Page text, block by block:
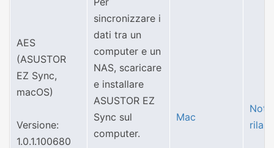
AES
(ASUSTOR
EZ Sync,
macOS)
Versione:
1.0.1.100680
sincronizzare i
dati tra un
computer e un
NAS, scaricare
e installare
ASUSTOR EZ
Sync sul
computer.
Mac